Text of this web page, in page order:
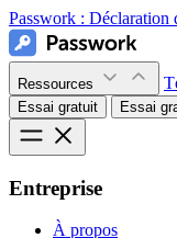
Passwork : Déclaration
Ressources
Essai gratuit
Essai
Entreprise
À propos